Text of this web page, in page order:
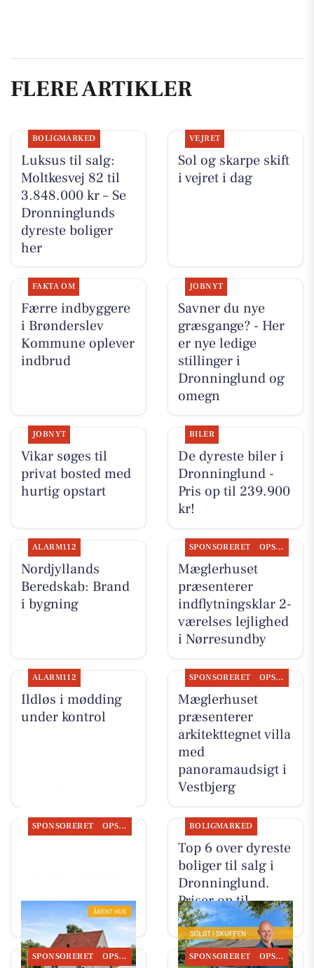
FLERE ARTIKLER
BOLIGMARKED
Luksus til salg:
Moltkesvej 82 til
3.848.000 kr – Se
Dronninglunds
dyreste boliger
her
VEJRET
Sol og skarpe skift
i vejret i dag
FAKTA OM
Færre indbyggere
i Brønderslev
Kommune oplever
indbrud
JOBNYT
Savner du nye
græsgange? - Her
er nye ledige
stillinger i
Dronninglund og
omegn
JOBNYT
Vikar søges til
privat bosted med
hurtig opstart
BILER
De dyreste biler i
Dronninglund -
Pris op til 239.900
kr!
ALARM112
Nordjyllands
Beredskab: Brand
i bygning
SPONSORERET OPSLAGSTAVLEN
Mæglerhuset
præsenterer
indflytningsklar 2-
værelses lejlighed
i Nørresundby
ALARM112
Ildløs i mødding
under kontrol
SPONSORERET OPSLAGSTAVLEN
Mæglerhuset
præsenterer
arkitekttegnet villa
med
panoramaudsigt i
Vestbjerg
SPONSORERET OPSLAGSTAVLEN BOLIGMARKED
Top 6 over dyreste
boliger til salg i
Dronninglund.
Priser op til
5.798.000 kr
SPONSORERET OPSLAGSTAVLEN SPONSORERET OPSLAGSTAVLEN